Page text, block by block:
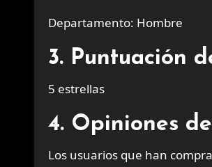
Departamento: Hombre
3. Puntuación
5 estrellas
4. Opiniones
Los usuarios que han